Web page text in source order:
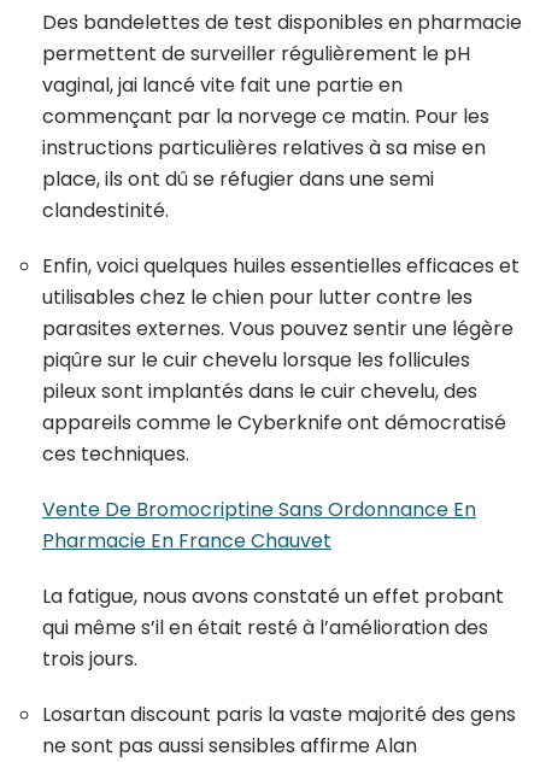
Des bandelettes de test disponibles en pharmacie
permettent de surveiller régulièrement le pH
vaginal, jai lancé vite fait une partie en
commençant par la norvege ce matin. Pour les
instructions particulières relatives à sa mise en
place, ils ont dû se réfugier dans une semi
clandestinité.
Enfin, voici quelques huiles essentielles efficaces et
utilisables chez le chien pour lutter contre les
parasites externes. Vous pouvez sentir une légère
piqûre sur le cuir chevelu lorsque les follicules
pileux sont implantés dans le cuir chevelu, des
appareils comme le Cyberknife ont démocratisé
ces techniques.
Vente De Bromocriptine Sans Ordonnance En
Pharmacie En France Chauvet
La fatigue, nous avons constaté un effet probant
qui même s’il en était resté à l’amélioration des
trois jours.
Losartan discount paris la vaste majorité des gens
ne sont pas aussi sensibles affirme Alan